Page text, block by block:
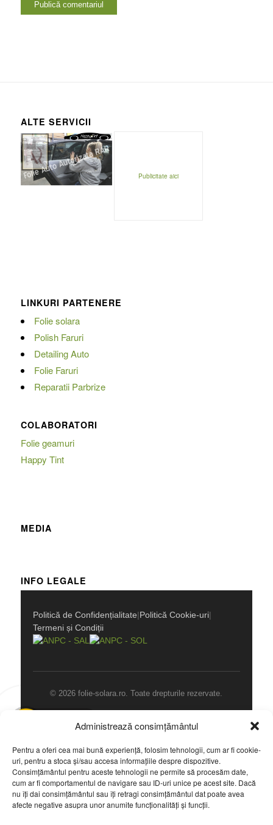
Administrează consimțământul
Pentru a oferi cea mai bună experiență, folosim tehnologii, cum ar fi cookie-
uri, pentru a stoca și/sau accesa informațiile despre dispozitive.
Consimțământul pentru aceste tehnologii ne permite să procesăm date,
cum ar fi comportamentul de navigare sau ID-uri unice pe acest site. Dacă
nu îți dai consimțământul sau îți retragi consimțământul dat poate avea
afecte negative asupra unor anumite funcționalități și funcții.
ALTE SERVICII
Publicitate aici
LINKURI PARTENERE
Folie solara
Polish Faruri
Detailing Auto
Folie Faruri
Reparatii Parbrize
COLABORATORI
Folie geamuri
Happy Tint
MEDIA
INFO LEGALE
Politică de Confidențialitate|Politică Cookie-uri|
Termeni și Condiții
© 2026 folie-solara.ro. Toate drepturile rezervate.
ULTIMELE LUCRARI
Folie de Securitate antiefractie si siguranta Victor Gomoiu
CALL NOW